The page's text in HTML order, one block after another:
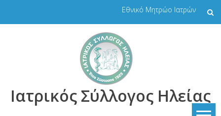
Εθνικό Μητρώο Ιατρών
Ιατρικός Σύλλογος Ηλείας